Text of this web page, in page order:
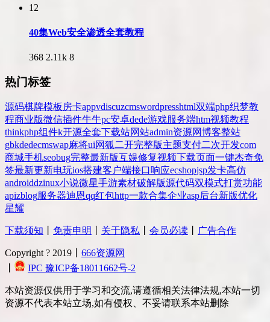
12
40集Web安全渗透全套教程
368 2.11k 8
热门标签
源码棋牌模板 房卡appvdiscuzcmswordpresshtml双端php织梦教
程商业版微信插件牛牛pc安卓dede游戏服务端htm视频教程
thinkphp组件k开源全套下载站网站admin资源网博客整站
gbkdedecmswap麻将ui网狐 二开完整版主题支付二次开发com
商城手机seobug完整最新版互娱修复视频下载页面一键杰奇免
签最新更新电玩ios搭建客户端接口响应ecshopjsp发卡高仿
androiddzinux小说微星手游素材破解版源代码双模式打赏功能
apizblog服务器迪恩qq红包http一款合集企业asp后台新版优化
星耀
下载须知 免责申明 关于隐私 会员必读 广告合作
Copyright ? 2019丨 666资源网
IPC 豫ICP备18011662号-2
本站资源仅供用于学习和交流,请遵循相关法律法规,本站一切
资源不代表本站立场,如有侵权、不妥请联系本站删除